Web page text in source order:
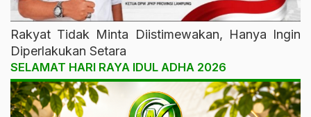
Rakyat Tidak Minta Diistimewakan, Hanya Ingin
Diperlakukan Setara
SELAMAT HARI RAYA IDUL ADHA 2026